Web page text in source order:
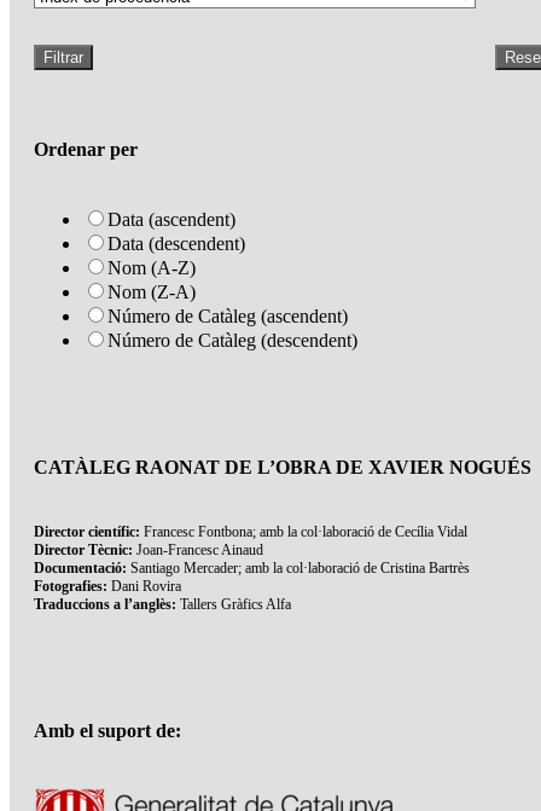
Filtrar
Ordenar per
Data (ascendent)
Data (descendent)
Nom (A-Z)
Nom (Z-A)
Número de Catàleg (ascendent)
Número de Catàleg (descendent)
CATÀLEG RAONAT DE L’OBRA DE XAVIER NOGUÉS
Director científic: Francesc Fontbona; amb la col·laboració de Cecília Vidal
Director Tècnic: Joan-Francesc Ainaud
Documentació: Santiago Mercader; amb la col·laboració de Cristina Bartrès
Fotografies: Dani Rovira
Traduccions a l’anglès: Tallers Gràfics Alfa
Amb el suport de: